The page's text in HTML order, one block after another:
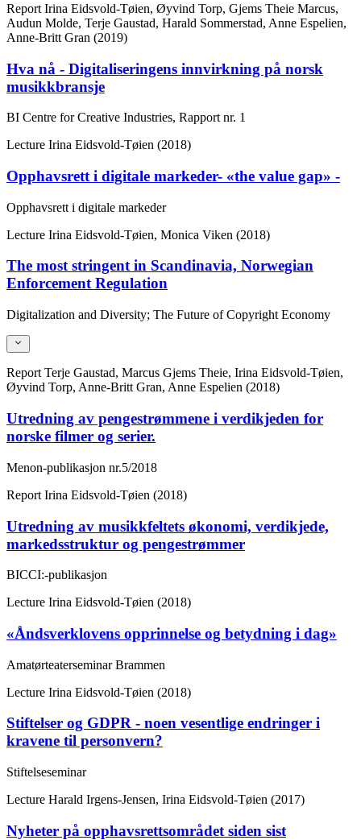
Report Irina Eidsvold-Tøien, Øyvind Torp, Gjems Theie Marcus,
Audun Molde, Terje Gaustad, Harald Sommerstad, Anne Espelien,
Anne-Britt Gran (2019)
Hva nå - Digitaliseringens innvirkning på norsk
musikkbransje
BI Centre for Creative Industries, Rapport nr. 1
Lecture Irina Eidsvold-Tøien (2018)
Opphavsrett i digitale markeder- «the value gap» -
Opphavsrett i digitale markeder
Lecture Irina Eidsvold-Tøien, Monica Viken (2018)
The most stringent in Scandinavia, Norwegian
Enforcement Regulation
Digitalization and Diversity; The Future of Copyright Economy
ReportTerje Gaustad, Marcus Gjems Theie, Irina Eidsvold-Tøien,
Øyvind Torp, Anne-Britt Gran, Anne Espelien (2018)
Utredning av pengestrømmene i verdikjeden for
norske filmer og serier.
Menon-publikasjon nr.5/2018
Report Irina Eidsvold-Tøien (2018)
Utredning av musikkfeltets økonomi, verdikjede,
markedsstruktur og pengestrømmer
BICCI:-publikasjon
Lecture Irina Eidsvold-Tøien (2018)
«Åndsverklovens opprinnelse og betydning i dag»
Amatørteaterseminar Brammen
Lecture Irina Eidsvold-Tøien (2018)
Stiftelser og GDPR - noen vesentlige endringer i
kravene til personvern?
Stiftelseseminar
Lecture Harald Irgens-Jensen, Irina Eidsvold-Tøien (2017)
Nyheter på opphavsrettsområdet siden sist